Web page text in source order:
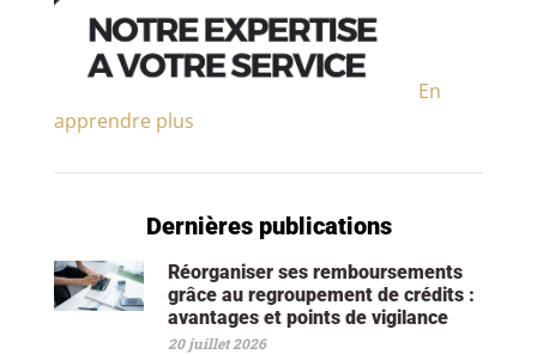
En
apprendre plus
Dernières publications
Réorganiser ses remboursements
grâce au regroupement de crédits :
avantages et points de vigilance
20 juillet 2026